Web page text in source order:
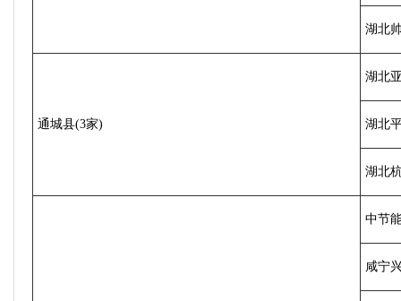
湖北
通城县(3家)
湖北
湖北
湖北
中节
咸宁